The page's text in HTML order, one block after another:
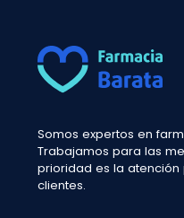
Somos expertos en
Trabajamos para las
prioridad es la
clientes.